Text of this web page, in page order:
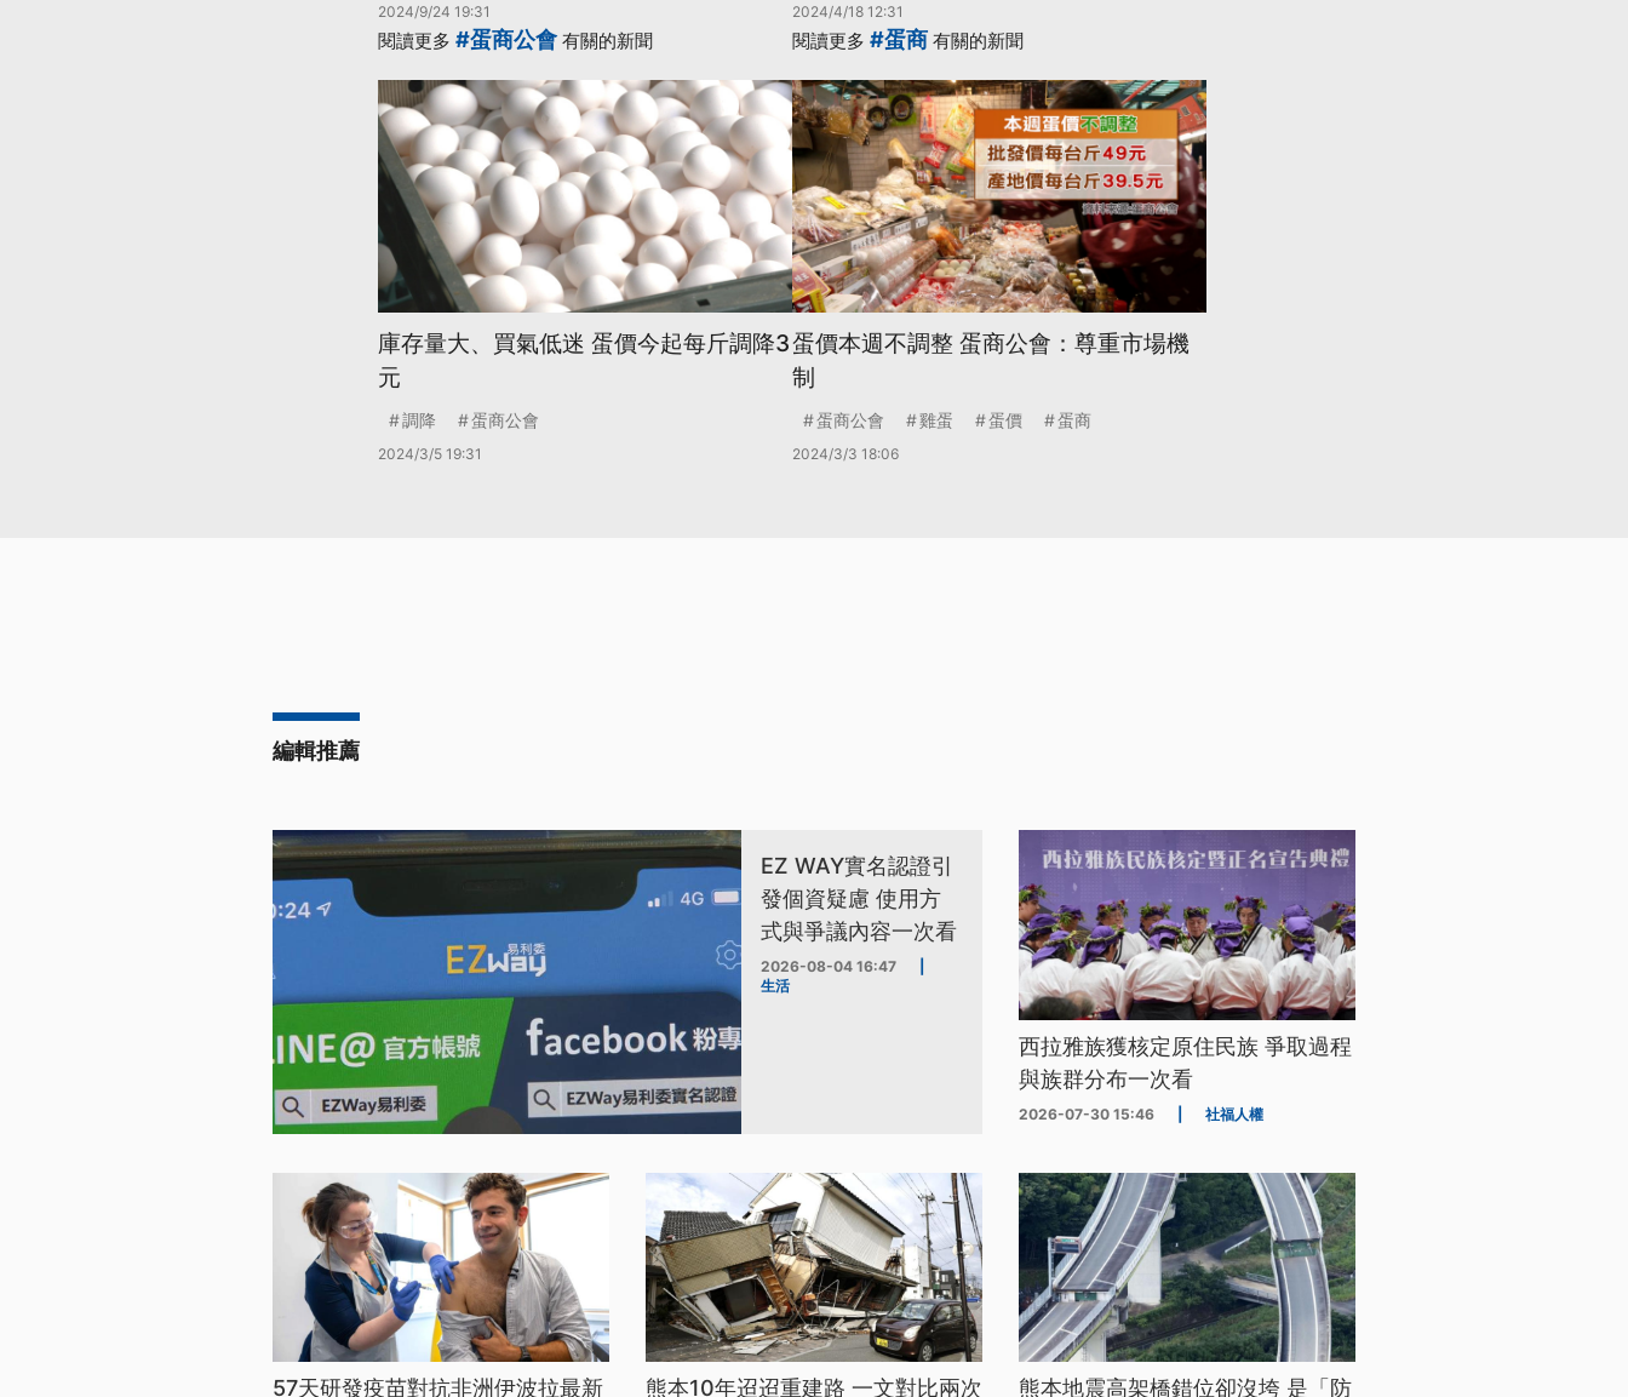
2024/9/24 19:31 2024/4/18 12:31
閱讀更多 #蛋商公會 有關的新聞
庫存量大、買氣低迷 蛋價今起每斤調降3
元
調降 蛋商公會
2024/3/5 19:31
閱讀更多 #蛋商 有關的新聞
蛋價本週不調整 蛋商公會：尊重市場機
制
蛋商公會 雞蛋 蛋價 蛋商
2024/3/3 18:06
編輯推薦
EZ WAY實名認證引
發個資疑慮 使用方
式與爭議內容一次看
2026-08-04 16:47
生活
西拉雅族獲核定原住民族 爭取過程
與族群分布一次看
2026-07-30 15:46 社福人權
57天研發疫苗對抗非洲伊波拉最新 熊本10年迢迢重建路 一文對比兩次 熊本地震高架橋錯位卻沒垮 是「防